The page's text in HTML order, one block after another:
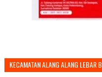
KECAMATAN ALANG ALANG LEBAR